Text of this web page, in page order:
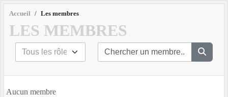
Accueil Les membres
LES MEMBRES
Aucun membre